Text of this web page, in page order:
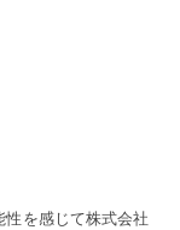
性を感じて株式会社